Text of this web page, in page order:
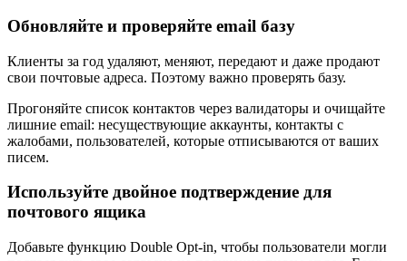
Обновляйте и проверяйте email базу
Клиенты за год удаляют, меняют, передают и даже продают
свои почтовые адреса. Поэтому важно проверять базу.
Прогоняйте список контактов через валидаторы и очищайте
лишние email: несуществующие аккаунты, контакты с
жалобами, пользователей, которые отписываются от ваших
писем.
Используйте двойное подтверждение для
почтового ящика
Добавьте функцию Double Opt-in, чтобы пользователи могли